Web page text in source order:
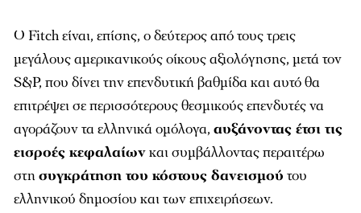
Ο Fitch είναι, επίσης, ο δεύτερος από τους τρεις
μεγάλους αμερικανικούς οίκους αξιολόγησης, μετά τον
S&P, που δίνει την επενδυτική βαθμίδα και αυτό θα
επιτρέψει σε περισσότερους θεσμικούς επενδυτές να
αγοράζουν τα ελληνικά ομόλογα, αυξάνοντας έτσι τις
εισροές κεφαλαίωνκαι συμβάλλοντας περαιτέρω
στησυγκράτηση του κόστους δανεισμού του
ελληνικού δημοσίου και των επιχειρήσεων.